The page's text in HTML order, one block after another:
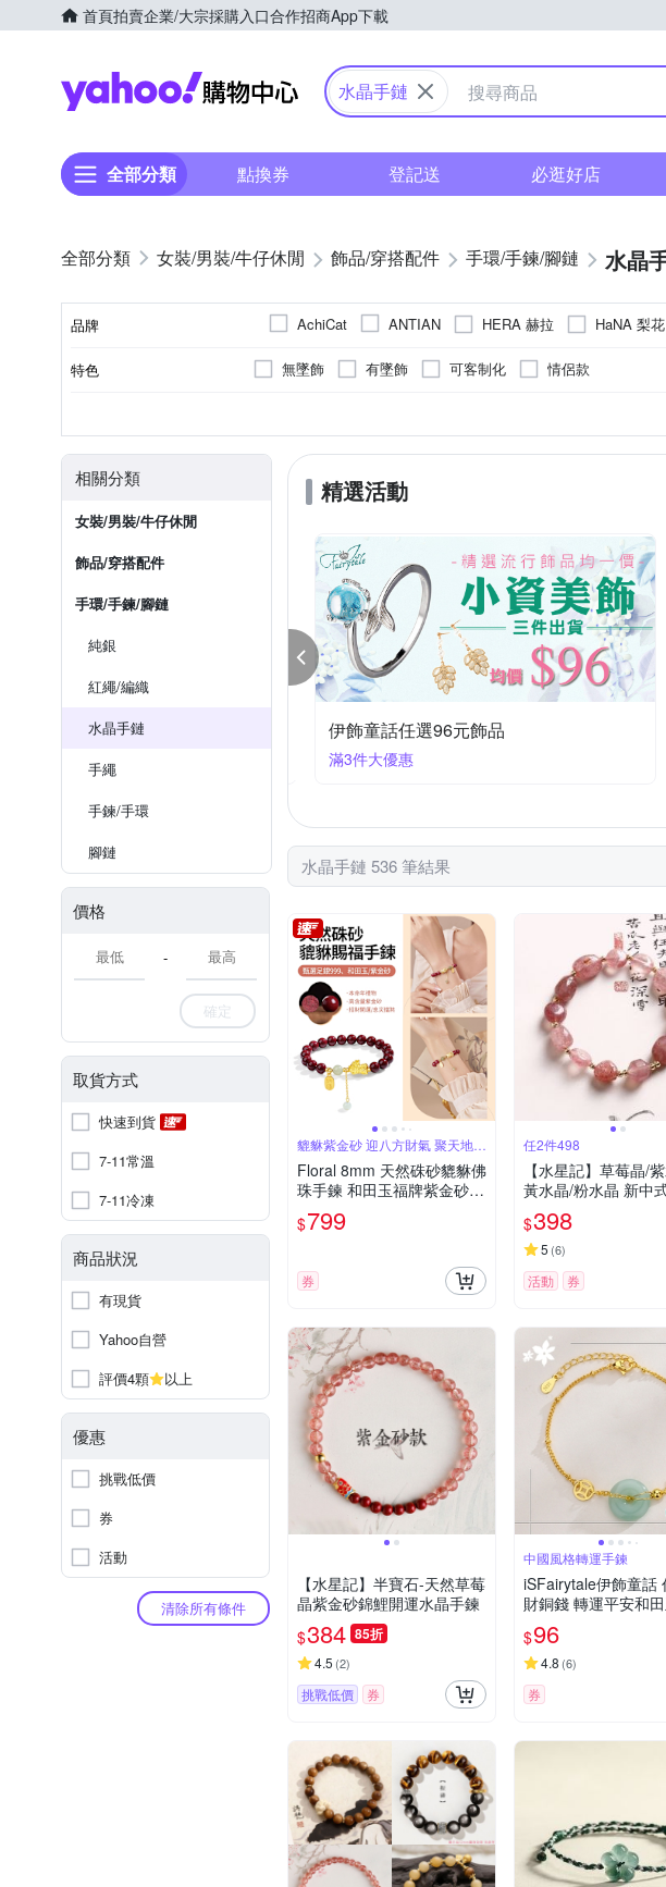
首頁拍賣企業/大宗採購入口合作招商App下載
Yahoo購物中心
水晶手鏈
全部分類 點換券 登記送 必逛好店
女裝/男裝/牛仔休閒 飾品​/​穿搭​配件 手環​/手鍊/腳鏈 水晶
品牌 AchiCat ANTIAN HERA 赫拉 HaNA 梨花
Paiya 派亞
Seoul Show 首爾秀 米蘭精品
特色 無墜飾 有墜飾 可客制化 情侶款
中
相關分類
女裝/男裝/牛仔休閒
飾品​/​穿搭​配件
手環​/手鍊/腳鏈
純銀
紅繩/編織
水晶手鏈
手繩
手鍊​/手環
腳鏈
價格
-
確定
取貨方式
快速到貨
7-11常溫
7-11冷凍
商品狀況
有現貨
Yahoo自營
評價4顆
以上
優惠
挑戰低價
券
活動
清除所有條件
精選活動
開運紅繩 水晶飾品 伊飾童話任選96元飾品
滿3件大優惠
水晶手鏈 536 筆結果
貔貅紫金砂 迎八方財氣 聚天地福
緣
Floral 8mm 天然硃砂貔貅佛
珠手鍊 和田玉福牌紫金砂手
串 本命年禮物 送禮 招財開
運/息災擋煞/除穢轉運（交
$799
券
任2件498
【水星記】草莓晶/
黃水晶/粉水晶 新中
串珠手鏈
$398
5 (6)
活動 券
【水星記】半寶石-天然草莓
晶紫金砂錦鯉開運水晶手鍊
$384 85折
4.5 (2)
挑戰低價 券
中國風格轉運手鍊
iSFairytale伊飾童話
財銅錢 轉運平安和
2色可選
$96
4.8 (6)
券